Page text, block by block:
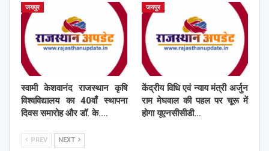
जयपुर
स्वामी केशवानंद राजस्थान कृषि
विश्वविद्यालय का 40वाँ स्थापना
दिवस समारोह और डॉ. के.…
जयपुर
केंद्रीय विधि एवं न्याय मंत्री अर्जुन
राम मेघवाल की पहल पर चूरू में
होगा यूएनसीसीडी…
PREV NEXT